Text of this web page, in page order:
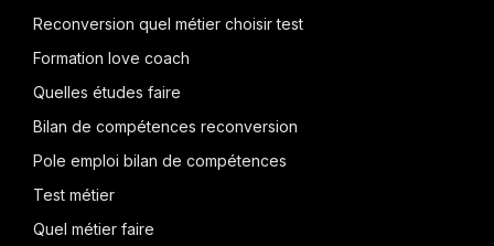
Reconversion quel métier choisir test
Formation love coach
Quelles études faire
Bilan de compétences reconversion
Pole emploi bilan de compétences
Test métier
Quel métier faire